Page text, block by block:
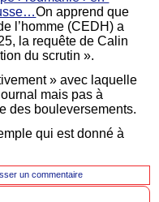
On apprend que
l’homme (CEDH) a
la requête de Calin
du scrutin ».
» avec laquelle
mais pas à
des bouleversements.
qui est donné à
un commentaire